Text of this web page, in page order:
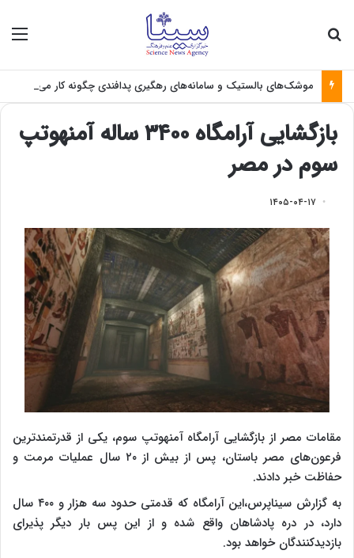
موشک‌های بالستیک و سامانه‌های رهگیری پدافندی چگونه کار می کنند؟
بازگشایی آرامگاه ۳۴۰۰ ساله آمنهوتپ
سوم در مصر
۱۴۰۵-۰۴-۱۷
مقامات مصر از بازگشایی آرامگاه آمنهوتپ سوم، یکی از قدرتمندترین
فرعون‌های مصر باستان، پس از بیش از ۲۰ سال عملیات مرمت و
حفاظت خبر دادند.
به گزارش سیناپرس،این آرامگاه که قدمتی حدود سه هزار و ۴۰۰ سال
دارد، در دره پادشاهان واقع شده و از این پس بار دیگر پذیرای
بازدیدکنندگان خواهد بود.